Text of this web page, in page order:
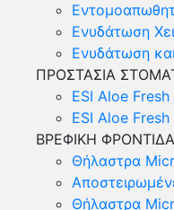
Ενυδάτωση
Ενυδάτωση
ΠΡΟΣΤΑΣΙΑ
ESI Αloe Fresh
ESI Αloe Fresh
ΒΡΕΦΙΚΗ ΦΡΟΝΤΙΔΑ
Θήλαστρα
Θήλαστρα